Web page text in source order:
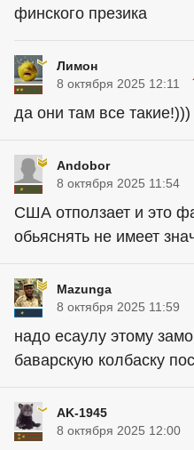
финского презика
Лимон
8 октября 2025 12:11
да они там все такие!)))
Andobor
8 октября 2025 11:54
США отползает и это
обьяснять не имеет
Mazunga
8 октября 2025 11:59
надо есаулу этому
баварскую колбаску
AK-1945
8 октября 2025 12:00